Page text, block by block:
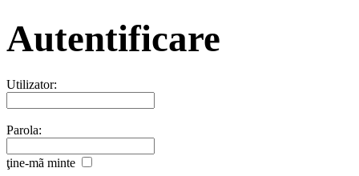
Autentificare
Utilizator:
Parola:
ţine-mã minte